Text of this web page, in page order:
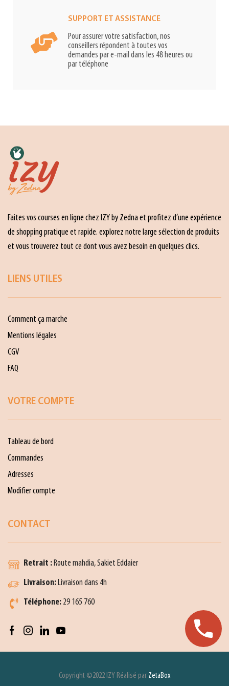
SUPPORT ET ASSISTANCE
Pour assurer votre satisfaction, nos
conseillers répondent à toutes vos
demandes par e-mail dans les 48 heures ou
par téléphone
Faites vos courses en ligne chez IZY by Zedna et profitez d’une expérience
de shopping pratique et rapide. explorez notre large sélection de produits
et vous trouverez tout ce dont vous avez besoin en quelques clics.
LIENS UTILES
Comment ça marche
Mentions légales
CGV
FAQ
VOTRE COMPTE
Tableau de bord
Commandes
Adresses
Modifier compte
CONTACT
Retrait :Route mahdia, Sakiet Eddaier
Livraison:Livraison dans 4h
Téléphone: 29 165 760
Copyright ©2022 IZY Réalisé par ZetaBox